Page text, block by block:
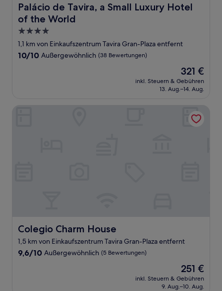
Palácio de Tavira, a Small Luxury Hotel
of the World
Palácio de Tavira, a Small Luxury Hotel of the World
4.0-
Sterne-
Unterkunft
1,1 km von Einkaufszentrum Tavira Gran-Plaza entfernt
10.0
10/10 Außergewöhnlich (38 Bewertungen)
Der
Preis
beträgt
321 €
inkl. Steuern & Gebühren
13. Aug.–14. Aug.
Colegio Charm House
Colegio Charm House
1,5 km von Einkaufszentrum Tavira Gran-Plaza entfernt
9.6
9,6/10 Außergewöhnlich (5 Bewertungen)
Der
Preis
beträgt
251 €
inkl. Steuern & Gebühren
9. Aug.–10. Aug.